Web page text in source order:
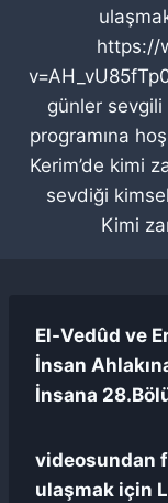
https://
günler sevgili
programına
Kerim’de kimi
sevdiği
Kimi
El-Vedûd ve
İnsan
İnsana
videosundan
ulaşmak için